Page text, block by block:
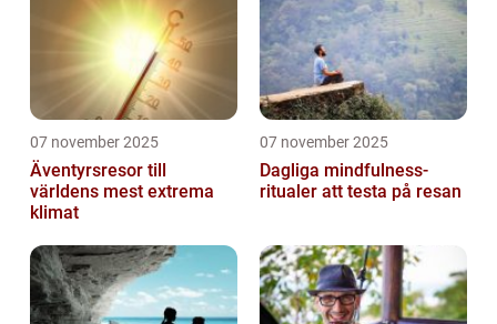
07 november 2025
Äventyrsresor till
världens mest extrema
klimat
07 november 2025
Dagliga mindfulness-
ritualer att testa på resan